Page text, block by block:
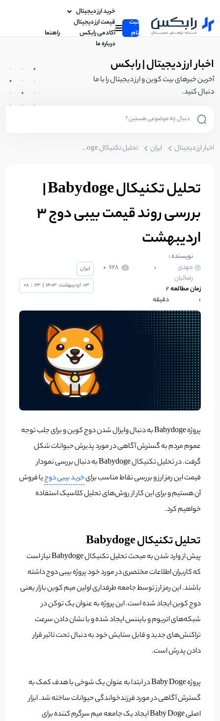
ثبت
نام
خرید ارز دیجیتال
قیمت ارز دیجیتال
آکادمی رابکس
راهنما
درباره ما
اخبار ارز دیجیتال | رابکس
آخرین خبرهای بیت کوین و ارز دیجیتال را با ما
دنبال کنید.
اخبار ارز دیجیتال ایران تحلیل تکنیکال Babydoge | بررسی روند قیمت بیبی دوج 3 اردیبهشت
تحلیل تکنیکال Babydoge |
بررسی روند قیمت بیبی دوج 3
اردیبهشت
نویسنده :
مهدی
رضائیان
628
زمان مطالعه
:
2
دقیقه
ایران
03 اردیبهشت 1403
|
23
:
08
پروژه Babydoge به دنبال وایرال شدن دوج کوین و برای جلب توجه
عموم مردم به گسترش آگاهی در مورد پذیرش حبوانات شکل
گرفت. در تحلیل تکنیکال Babydoge به دنبال بررسی نمودار
قیمت این رمز ارز و بررسی نقاط مناسب برایخرید بیبی دوجیا فروش
آن هستیم و برای این کار از روش‌های تحلیل کلاسیک استفاده
خواهیم کرد.
تحلیل تکنیکال ‌Babydoge
پیش از وارد شدن به مبحث تحلیل تکنیکال Babydoge نیاز است
که کاربران اطلاعات مختصری در مورد خود پروژه بیبی دوج داشته
باشند. این رمز ارز توسط جامعه طرفداری اولین میم کوین بازار یعنی
دوج کوین ایجاد شده است. این پروژه به عنوان یک توکن در
شبکه‌های اتریوم و بایننس ایجاد شده و با نشان دادن سرعت
تراکنش‌های جدید و قابل ستایش خود به دنبال تحت تاثیر قرار
دادن پدرش است.
پروژه Baby Doge در ابتدا به عنوان یک شوخی با هدف کمک به
گسترش آگاهی در مورد فرزندخواندگی حیوانات ساخته شد. ابزار
اصلی Baby Doge ایجاد یک جامعه میم سرگرم کننده برای